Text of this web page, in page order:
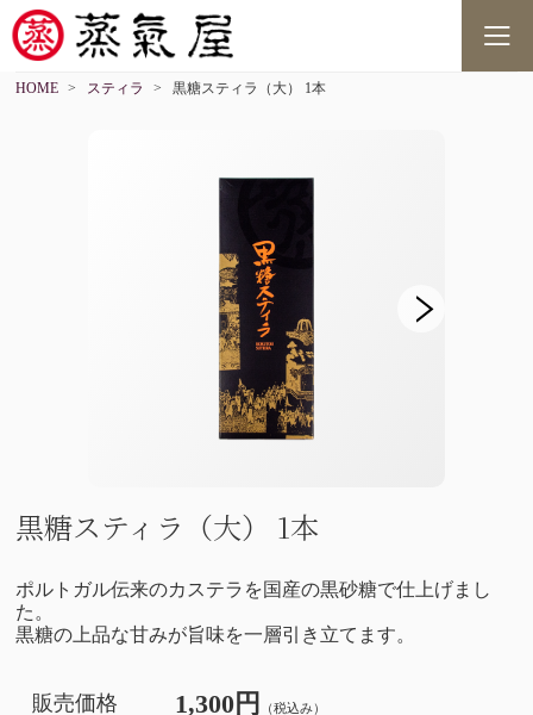
HOME スティラ 黒糖スティラ（大） 1本
黒糖スティラ（大） 1本
ポルトガル伝来のカステラを国産の黒砂糖で仕上げまし
た。
黒糖の上品な甘みが旨味を一層引き立てます。
販売価格 1,300円 （税込み）